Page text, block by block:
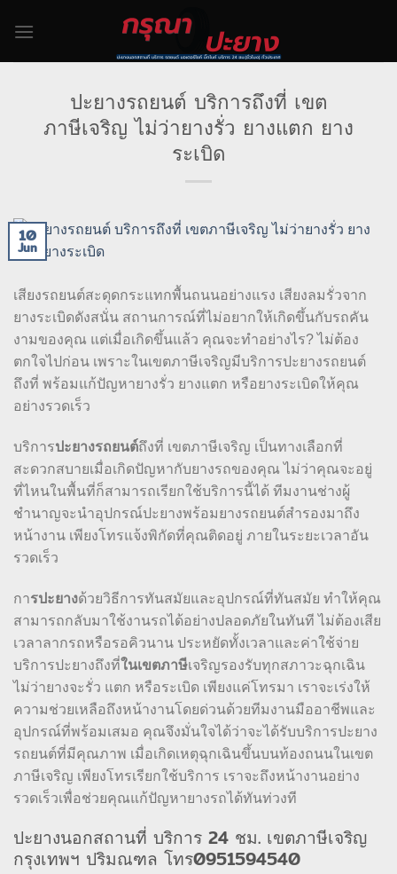
ปะยางรถยนต์ บริการถึงที่ เขต
ภาษีเจริญ ไม่ว่ายางรั่ว ยางแตก ยาง
ระเบิด
10
Jun
เสียงรถยนต์สะดุดกระแทกพื้นถนนอย่างแรง เสียงลมรั่วจาก
ยางระเบิดดังสนั่น สถานการณ์ที่ไม่อยากให้เกิดขึ้นกับรถคัน
งามของคุณ แต่เมื่อเกิดขึ้นแล้ว คุณจะทำอย่างไร? ไม่ต้อง
ตกใจไปก่อน เพราะในเขตภาษีเจริญมีบริการปะยางรถยนต์
ถึงที่ พร้อมแก้ปัญหายางรั่ว ยางแตก หรือยางระเบิดให้คุณ
อย่างรวดเร็ว
บริการปะยางรถยนต์ถึงที่ เขตภาษีเจริญ เป็นทางเลือกที่
สะดวกสบายเมื่อเกิดปัญหากับยางรถของคุณ ไม่ว่าคุณจะอยู่
ที่ไหนในพื้นที่ก็สามารถเรียกใช้บริการนี้ได้ ทีมงานช่างผู้
ชำนาญจะนำอุปกรณ์ปะยางพร้อมยางรถยนต์สำรองมาถึง
หน้างาน เพียงโทรแจ้งพิกัดที่คุณติดอยู่ ภายในระยะเวลาอัน
รวดเร็ว
การปะยางด้วยวิธีการทันสมัยและอุปกรณ์ที่ทันสมัย ทำให้คุณ
สามารถกลับมาใช้งานรถได้อย่างปลอดภัยในทันที ไม่ต้องเสีย
เวลาลากรถหรือรอคิวนาน ประหยัดทั้งเวลาและค่าใช้จ่าย
บริการปะยางถึงที่ในเขตภาษีเจริญรองรับทุกสภาวะฉุกเฉิน
ไม่ว่ายางจะรั่ว แตก หรือระเบิด เพียงแค่โทรมา เราจะเร่งให้
ความช่วยเหลือถึงหน้างานโดยด่วนด้วยทีมงานมืออาชีพและ
อุปกรณ์ที่พร้อมเสมอ คุณจึงมั่นใจได้ว่าจะได้รับบริการปะยาง
รถยนต์ที่มีคุณภาพ เมื่อเกิดเหตุฉุกเฉินขึ้นบนท้องถนนในเขต
ภาษีเจริญ เพียงโทรเรียกใช้บริการ เราจะถึงหน้างานอย่าง
รวดเร็วเพื่อช่วยคุณแก้ปัญหายางรถได้ทันท่วงที
ปะยางนอกสถานที่ บริการ 24 ชม. เขตภาษีเจริญ
กรุงเทพฯ ปริมณฑล โทร0951594540